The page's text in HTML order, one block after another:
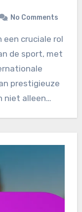
No Comments
de sport, met
prestigieuze
niet alleen…